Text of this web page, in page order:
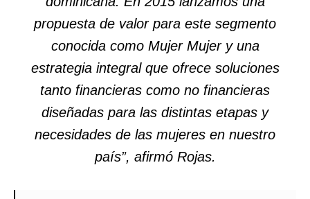
propuesta de valor para este segmento
conocida como Mujer Mujer y una
estrategia integral que ofrece soluciones
tanto financieras como no financieras
diseñadas para las distintas etapas y
necesidades de las mujeres en nuestro
país”, afirmó Rojas.